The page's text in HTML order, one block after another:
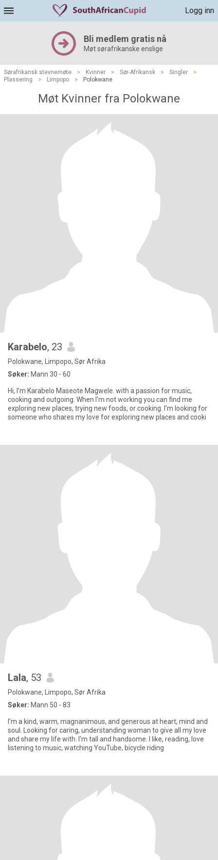
Logg inn
Bli medlem gratis nå
Møt sørafrikanske enslige
Sørafrikansk stevnemøte > Kvinner > Sør-Afrikansk > Singler
>
Plassering
> Limpopo > Polokwane
Møt Kvinner fra Polokwane
Karabelo, 23
Polokwane, Limpopo, Sør Afrika
Søker: Mann 30 - 60
Hi, I'm Karabelo Maseote Magwele. with a passion for music,
cooking and outgoing. When I'm not working you can find me
exploring new places, trying new foods, or cooking. I'm looking for
someone who shares my love for exploring new places and cooki
Lala, 53
Polokwane, Limpopo, Sør Afrika
Søker: Mann 50 - 83
I'm a kind, warm, magnanimous, and generous at heart, mind and
soul. Looking for caring, understanding woman to give all my love
and share my life with. I'm tall and handsome. I like, reading, love
listening to music, watching YouTube, bicycle riding